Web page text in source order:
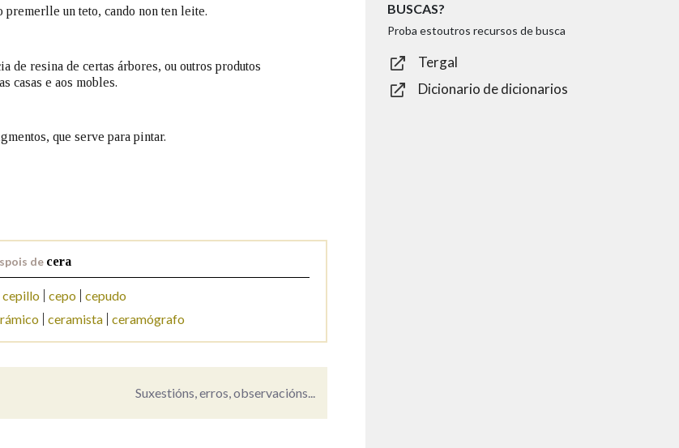
premerlle un teto, cando non ten leite.
de resina de certas árbores, ou outros produtos
casas e aos mobles.
que serve para pintar.
de cera
cepillo cepo cepudo
ceramista ceramógrafo
Suxestións, erros, observacións...
BUSCAS?
Proba estoutros recursos de busca
Tergal
Dicionario de dicionarios